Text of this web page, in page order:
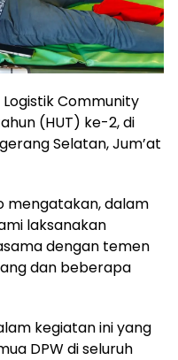
Community
(HUT) ke-2, di
Selatan, Jum’at
mengatakan, dalam
laksanakan
dengan temen
dan beberapa
kegiatan ini yang
DPW di seluruh